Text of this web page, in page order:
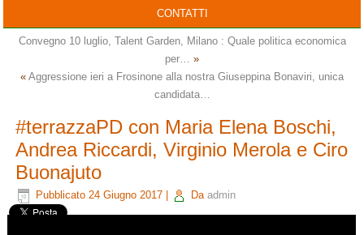
CONTATTI
Convegno 10 luglio, Talent Garden, Milano : Quale politica economica
per… »
« Aggressione ieri a Frosinone alla nostra Giuseppina Bonaviri, unica
candidata…
#terrazzaPD con Maria Elena Boschi,
Andrea Riccardi, Virginio Merola e Ciro
Buonajuto
Pubblicato 24 Giugno 2017 Da admin